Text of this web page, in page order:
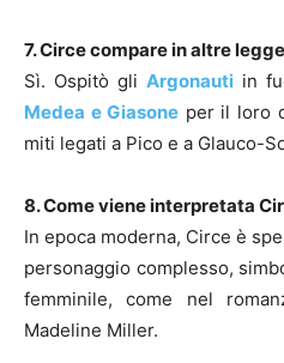
7. Circe compare in altre
Sì. Ospitò gli Argonauti in
Medea e Giasone per il loro
miti legati a Pico e a Glauco-
8. Come viene interpretata
In epoca moderna, Circe è
personaggio complesso,
femminile, come nel
Madeline Miller.